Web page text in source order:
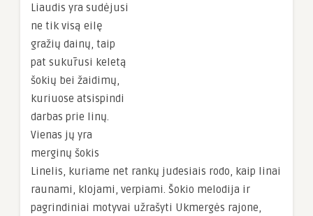
Liaudis yra sudėjusi
ne tik visą eilę
gražių dainų, taip
pat sukūrusi keletą
šokių bei žaidimų,
kuriuose atsispindi
darbas prie linų.
Vienas jų yra
merginų šokis
Linelis, kuriame net rankų judesiais rodo, kaip linai
raunami, klojami, verpiami. Šokio melodija ir
pagrindiniai motyvai užrašyti Ukmergės rajone,